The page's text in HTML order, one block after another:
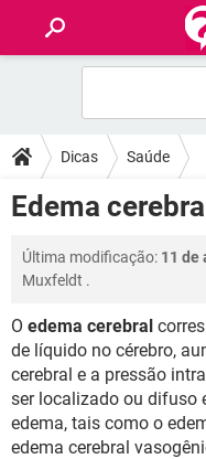
FÓRUM
SAÚDE
FAMÍLIA
BEM-ESTAR
SEXUALIDADE
Dicas Saúde
Edema
Última modificação: 11 de
Muxfeldt .
O edema cerebral
de líquido no cérebro,
cerebral e a pressão
ser localizado ou difuso
edema, tais como o
edema cerebral